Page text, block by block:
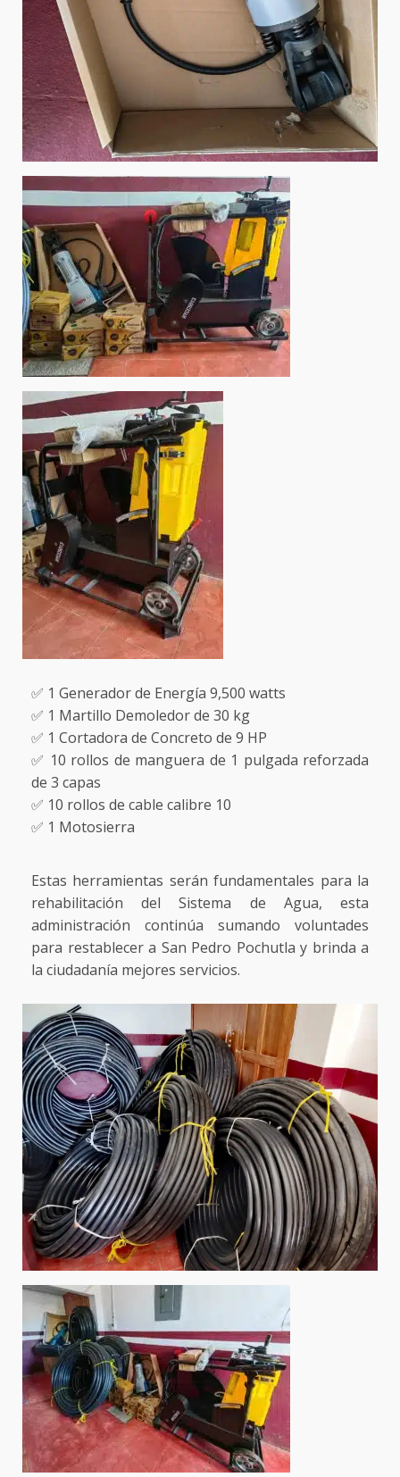
✅ 1 Generador de Energía 9,500 watts
✅ 1 Martillo Demoledor de 30 kg
✅ 1 Cortadora de Concreto de 9 HP
✅ 10 rollos de manguera de 1 pulgada reforzada
de 3 capas
✅ 10 rollos de cable calibre 10
✅ 1 Motosierra
Estas herramientas serán fundamentales para la
rehabilitación del Sistema de Agua, esta
administración continúa sumando voluntades
para restablecer a San Pedro Pochutla y brinda a
la ciudadanía mejores servicios.